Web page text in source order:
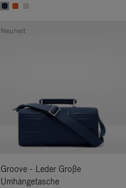
Groove - Leder Große
Umhängetasche
Neuheit